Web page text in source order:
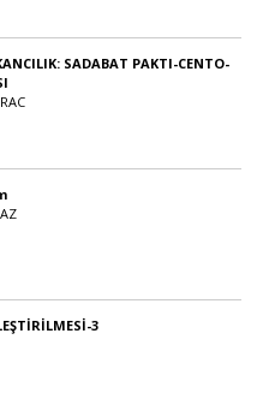
SADABAT PAKTI-CENTO-
3